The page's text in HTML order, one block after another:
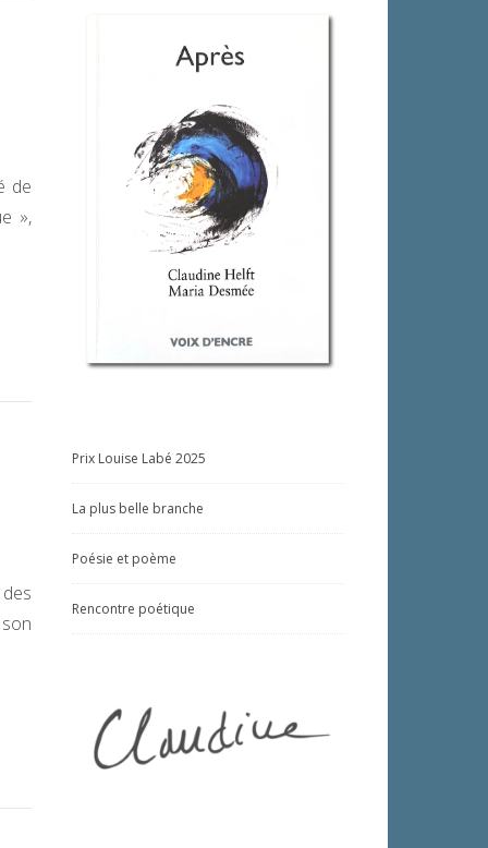
de
»,
Prix Louise Labé 2025
La plus belle branche
Poésie et poème
Rencontre poétique